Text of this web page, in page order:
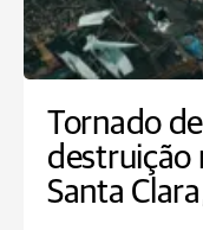
Tornado
destruição
Santa